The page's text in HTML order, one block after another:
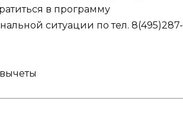
в программу
ситуации по тел. 8(495)287-